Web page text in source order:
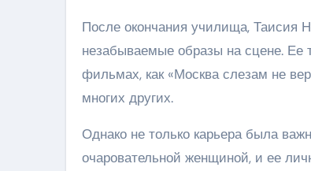
После окончания училища, Таисия
незабываемые образы на сцене. Ее
фильмах, как «Москва слезам не
многих других.
Однако не только карьера была
очаровательной женщиной, и ее